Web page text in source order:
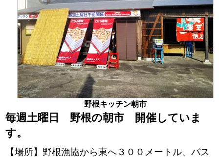
野根キッチン朝市
毎週土曜日 野根の朝市 開催していま
す。
【場所】野根漁協から東へ３００メートル、バス